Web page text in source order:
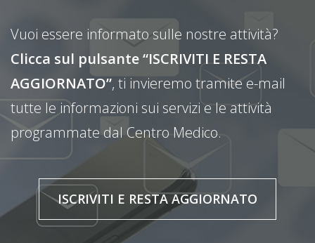
Vuoi essere informato sulle nostre attività?
Clicca sul pulsante “ISCRIVITI E RESTA
AGGIORNATO”, ti invieremo tramite e-mail
tutte le informazioni sui servizi e le attività
programmate dal Centro Medico.
ISCRIVITI E RESTA AGGIORNATO